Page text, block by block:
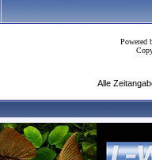
Powered
Alle